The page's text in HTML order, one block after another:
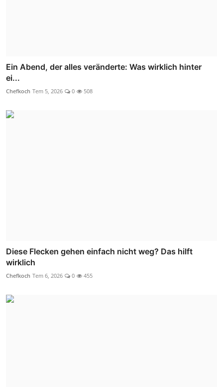
Ein Abend, der alles veränderte: Was wirklich hinter
ei...
Chefkoch Tem 5, 2026 0 508
Diese Flecken gehen einfach nicht weg? Das hilft
wirklich
Chefkoch Tem 6, 2026 0 455